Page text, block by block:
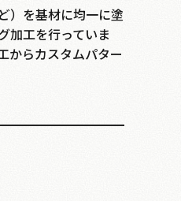
）を基材に均一に塗
加工を行っていま
からカスタムパター